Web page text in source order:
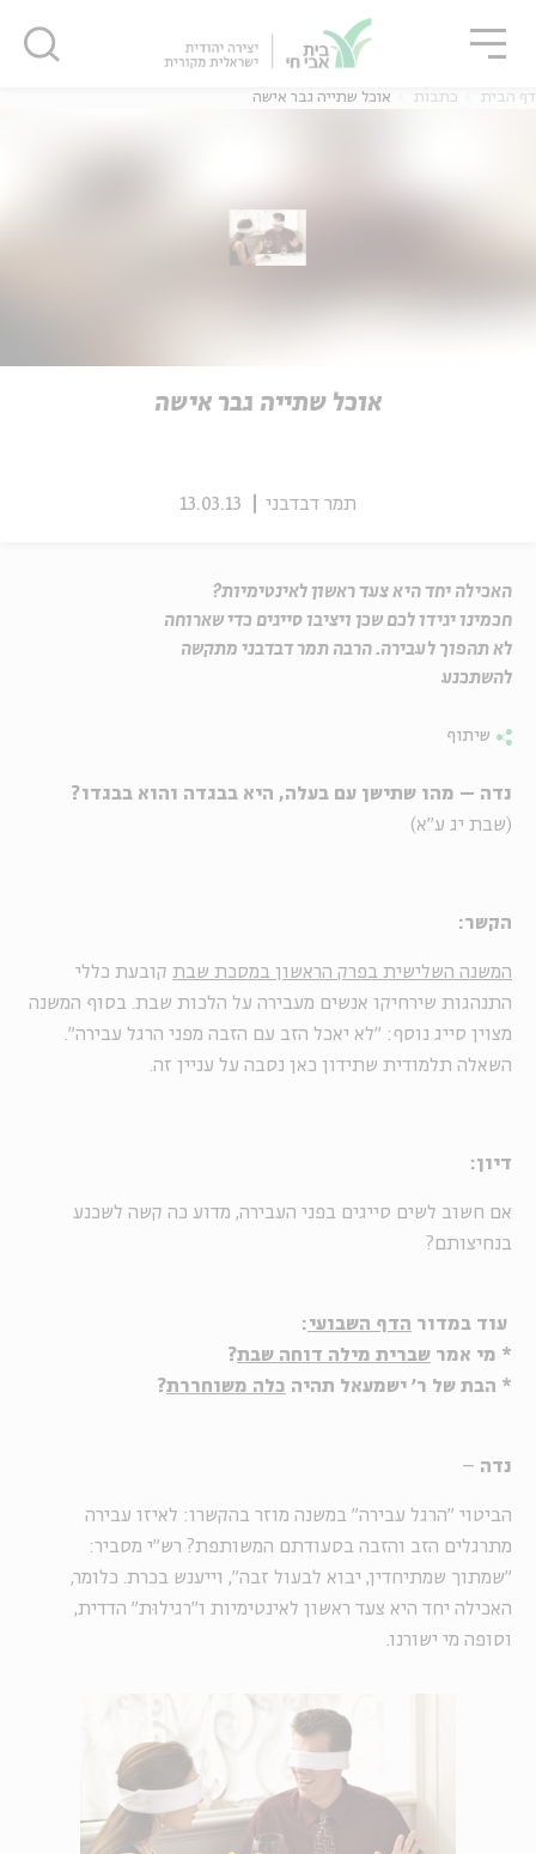
אנגלית
דף הבית כתבות אוכל שתייה גבר אישה
אוכל שתייה גבר אישה
תמר דבדבני 13.03.13
האכילה יחד היא צעד ראשון לאינטימיות?
חכמינו יגידו לכם שכן ויציבו סייגים כדי שארוחה
לא תהפוך לעבירה. הרבה תמר דבדבני מתקשה
להשתכנע
שיתוף
נדה – מהו שתישן עם בעלה, היא בבגדה והוא בבגדו?
(שבת יג ע"א)
הקשר:
המשנה השלישית בפרק הראשון במסכת שבת קובעת כללי
התנהגות שירחיקו אנשים מעבירה על הלכות שבת. בסוף המשנה
מצוין סייג נוסף: "לא יאכל הזב עם הזבה מפני הרגל עבירה".
השאלה תלמודית שתידון כאן נסבה על עניין זה.
דיון:
אם חשוב לשים סייגים בפני העבירה, מדוע כה קשה לשכנע
בנחיצותם?
עוד במדור הדף השבועי :
* מי אמר שברית מילה דוחה שבת?
* הבת של ר' ישמעאל תהיה כלה משוחררת?
נדה –
הביטוי "הרגל עבירה" במשנה מוזר בהקשרו: לאיזו עבירה
מתרגלים הזב והזבה בסעודתם המשותפת? רש"י מסביר:
"שמתוך שמתיחדין, יבוא לבעול זבה", וייענש בכרת. כלומר,
האכילה יחד היא צעד ראשון לאינטימיות ו"רגילוּת" הדדית,
וסופה מי ישורנו.
סגור